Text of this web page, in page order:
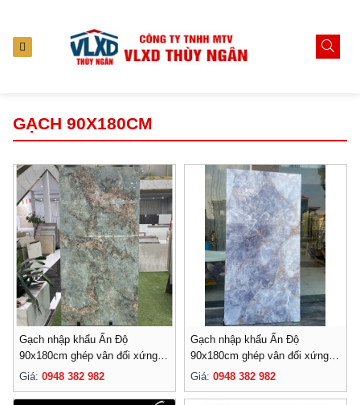
GẠCH 90X180CM
Gạch nhập khẩu Ấn Độ
90x180cm ghép vân đối xứng-
020
Giá: 0948 382 982
Gạch nhập khẩu Ấn Độ
90x180cm ghép vân đối xứng-
019
Giá: 0948 382 982